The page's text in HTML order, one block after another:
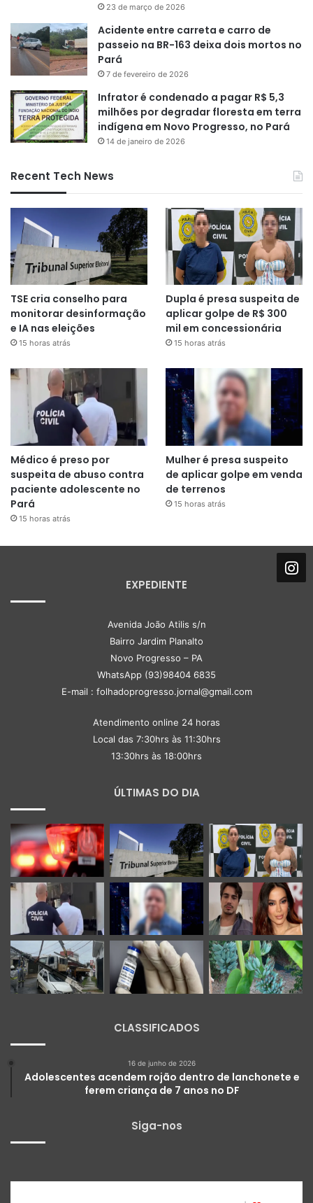
23 de março de 2026
Acidente entre carreta e carro de
passeio na BR-163 deixa dois mortos no
Pará
7 de fevereiro de 2026
Infrator é condenado a pagar R$ 5,3
milhões por degradar floresta em terra
indígena em Novo Progresso, no Pará
14 de janeiro de 2026
Recent Tech News
TSE cria conselho para
monitorar desinformação
e IA nas eleições
15 horas atrás
Dupla é presa suspeita de
aplicar golpe de R$ 300
mil em concessionária
15 horas atrás
Médico é preso por
suspeita de abuso contra
paciente adolescente no
Pará
15 horas atrás
Mulher é presa suspeito
de aplicar golpe em venda
de terrenos
15 horas atrás
EXPEDIENTE
Avenida João Atilis s/n
Bairro Jardim Planalto
Novo Progresso – PA
WhatsApp (93)98404 6835
E-mail : folhadoprogresso.jornal@gmail.com
Atendimento online 24 horas
Local das 7:30hrs às 11:30hrs
13:30hrs às 18:00hrs
ÚLTIMAS DO DIA
CLASSIFICADOS
16 de junho de 2026
Adolescentes acendem rojão dentro de lanchonete e
ferem criança de 7 anos no DF
Siga-nos